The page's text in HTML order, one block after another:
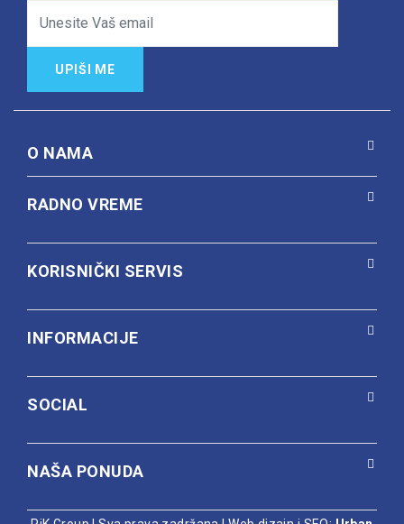
UPIŠI ME
O NAMA
RADNO VREME
KORISNIČKI SERVIS
INFORMACIJE
SOCIAL
NAŠA PONUDA